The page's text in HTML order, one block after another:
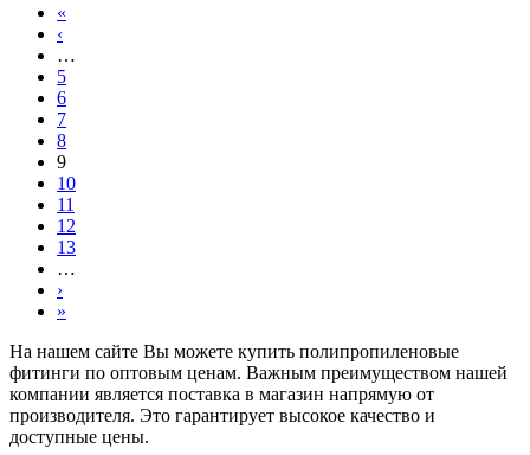
«
‹
…
5
6
7
8
9
10
11
12
13
…
›
»
На нашем сайте Вы можете купить полипропиленовые
фитинги по оптовым ценам. Важным преимуществом нашей
компании является поставка в магазин напрямую от
производителя. Это гарантирует высокое качество и
доступные цены.